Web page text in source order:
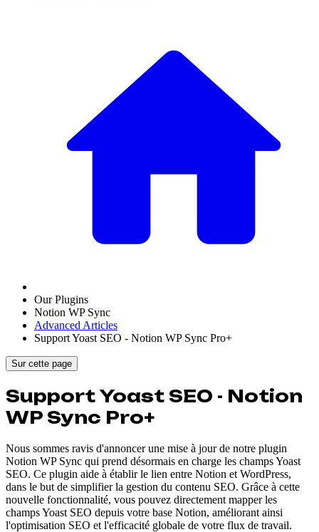
Our Plugins
Notion WP Sync
Advanced Articles
Support Yoast SEO - Notion WP Sync Pro+
Sur cette page
Support Yoast SEO - Notion
WP Sync Pro+
Nous sommes ravis d'annoncer une mise à jour de notre plugin
Notion WP Sync qui prend désormais en charge les champs Yoast
SEO. Ce plugin aide à établir le lien entre Notion et WordPress,
dans le but de simplifier la gestion du contenu SEO. Grâce à cette
nouvelle fonctionnalité, vous pouvez directement mapper les
champs Yoast SEO depuis votre base Notion, améliorant ainsi
l'optimisation SEO et l'efficacité globale de votre flux de travail.